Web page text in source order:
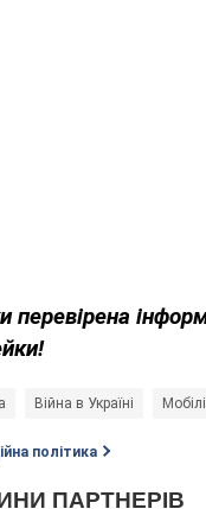
перевірена
Війна в Україні
політика